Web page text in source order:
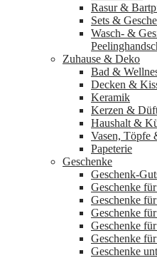
Rasur &
Sets &
Wasch‑ &
Zuhause & Deko
Bad &
Decken &
Keramik
Kerzen &
Haushalt &
Vasen, Töpfe
Papeterie
Geschenke
Geschenk-
Geschenke
Geschenke
Geschenke
Geschenke
Geschenke
Geschenke